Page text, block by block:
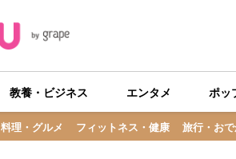
料理・グルメ フィットネス・健康 旅行・お
教養・ビジネス エンタメ ポッ